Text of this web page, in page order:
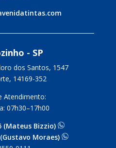
- SP
dos Santos, 1547
14169-352
Atendimento:
07h30–17h00
(Mateus Bizzio)
Moraes)